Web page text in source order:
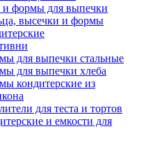
формы для выпечки
высечки и формы
для выпечки стальные
для выпечки хлеба
кондитерские из
для теста и тортов
и емкости для